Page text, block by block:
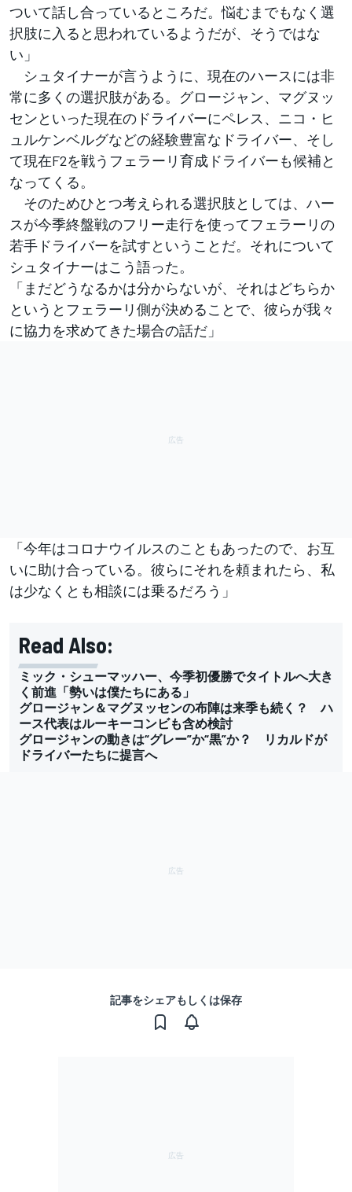
ついて話し合っているところだ。悩むまでもなく選
択肢に入ると思われているようだが、そうではな
い」
シュタイナーが言うように、現在のハースには非
常に多くの選択肢がある。グロージャン、マグヌッ
センといった現在のドライバーにペレス、ニコ・ヒ
ュルケンベルグなどの経験豊富なドライバー、そし
て現在F2を戦うフェラーリ育成ドライバーも候補と
なってくる。
そのためひとつ考えられる選択肢としては、ハー
スが今季終盤戦のフリー走行を使ってフェラーリの
若手ドライバーを試すということだ。それについて
シュタイナーはこう語った。
「まだどうなるかは分からないが、それはどちらか
というとフェラーリ側が決めることで、彼らが我々
に協力を求めてきた場合の話だ」
「今年はコロナウイルスのこともあったので、お互
いに助け合っている。彼らにそれを頼まれたら、私
は少なくとも相談には乗るだろう」
Read Also:
ミック・シューマッハー、今季初優勝でタイトルへ大き
く前進「勢いは僕たちにある」
グロージャン＆マグヌッセンの布陣は来季も続く？ ハ
ース代表はルーキーコンビも含め検討
グロージャンの動きは“グレー”か“黒”か？ リカルドが
ドライバーたちに提言へ
記事をシェアもしくは保存